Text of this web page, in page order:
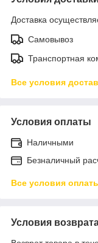
Доставка
Самовывоз
Транспортная
Все условия
Условия оплаты
Наличными
Безналичный
Все условия
Условия